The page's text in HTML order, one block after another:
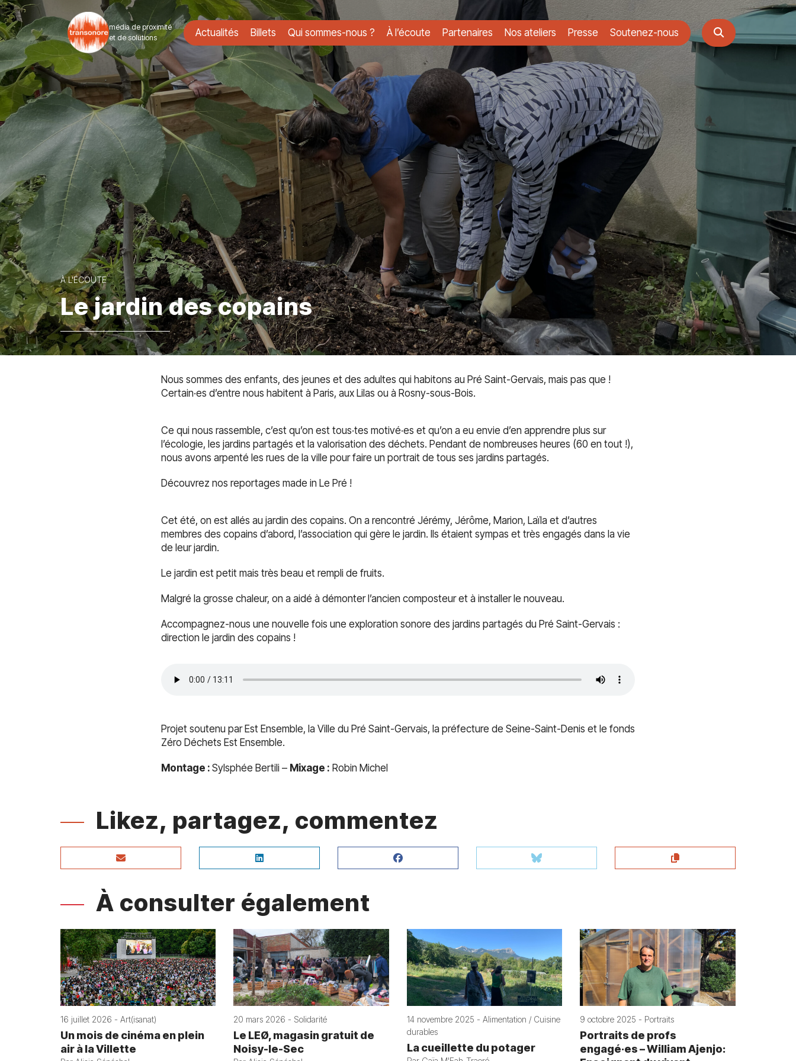
média de proximité
et de solutions
Actualités Billets Qui sommes-nous ? À l’écoute Partenaires Nos ateliers Presse Soutenez-nous
À L'ÉCOUTE
Le jardin des copains
Nous sommes des enfants, des jeunes et des adultes qui habitons au Pré Saint-Gervais, mais pas que !
Certain·es d’entre nous habitent à Paris, aux Lilas ou à Rosny-sous-Bois.
Ce qui nous rassemble, c’est qu’on est tous·tes motivé·es et qu’on a eu envie d’en apprendre plus sur
l’écologie, les jardins partagés et la valorisation des déchets. Pendant de nombreuses heures (60 en tout !),
nous avons arpenté les rues de la ville pour faire un portrait de tous ses jardins partagés.
Découvrez nos reportages made in Le Pré !
Cet été, on est allés au jardin des copains. On a rencontré Jérémy, Jérôme, Marion, Laïla et d’autres
membres des copains d’abord, l’association qui gère le jardin. Ils étaient sympas et très engagés dans la vie
de leur jardin.
Le jardin est petit mais très beau et rempli de fruits.
Malgré la grosse chaleur, on a aidé à démonter l’ancien composteur et à installer le nouveau.
Accompagnez-nous une nouvelle fois une exploration sonore des jardins partagés du Pré Saint-Gervais :
direction le jardin des copains !
Projet soutenu par Est Ensemble, la Ville du Pré Saint-Gervais, la préfecture de Seine-Saint-Denis et le fonds
Zéro Déchets Est Ensemble.
Montage : Sylsphée Bertili – Mixage : Robin Michel
Likez, partagez, commentez
À consulter également
16 juillet 2026 - Art(isanat)
Un mois de cinéma en plein
air à la Villette
20 mars 2026 - Solidarité
Le LEØ, magasin gratuit de
Noisy-le-Sec
14 novembre 2025 - Alimentation / Cuisine
durables
La cueillette du potager
9 octobre 2025 - Portraits
Portraits de profs
engagé·es – William Ajenjo: